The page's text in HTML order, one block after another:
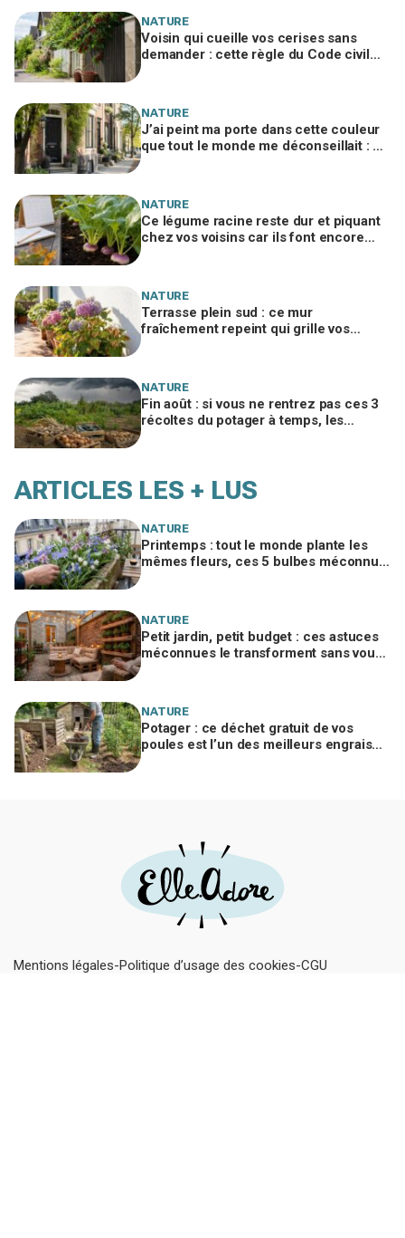
NATURE
Voisin qui cueille vos cerises sans
demander : cette règle du Code civil
NATURE
J’ai peint ma porte dans cette couleur
que tout le monde me déconseillait : six
NATURE
Ce légume racine reste dur et piquant
chez vos voisins car ils font encore
NATURE
Terrasse plein sud : ce mur
fraîchement repeint qui grille vos
NATURE
Fin août : si vous ne rentrez pas ces 3
récoltes du potager à temps, les
ARTICLES LES + LUS
NATURE
Printemps : tout le monde plante les
mêmes fleurs, ces 5 bulbes méconnus
NATURE
Petit jardin, petit budget : ces astuces
méconnues le transforment sans vous
NATURE
Potager : ce déchet gratuit de vos
poules est l’un des meilleurs engrais
Mentions légales Politique d’usage des cookies CGU